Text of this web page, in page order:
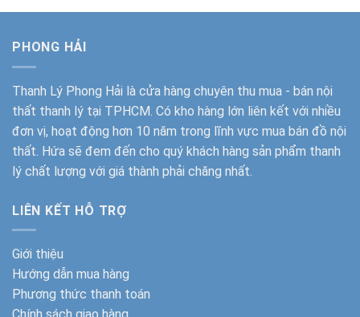
PHONG HẢI
Thanh Lý Phong Hải là cửa hàng chuyên thu mua - bán nội
thất thanh lý tại TPHCM. Có kho hàng lớn liên kết với nhiều
đơn vị, hoạt động hơn 10 năm trong lĩnh vực mua bán đồ nội
thất. Hứa sẽ đem đến cho quý khách hàng sản phẩm thanh
lý chất lượng với giá thành phải chăng nhất.
LIÊN KẾT HỖ TRỢ
Giới thiệu
Hướng dẫn mua hàng
Phương thức thanh toán